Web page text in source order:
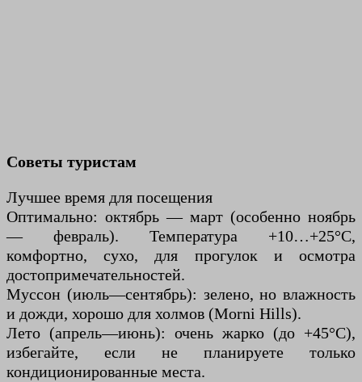
Советы туристам
Лучшее время для посещения
Оптимально: октябрь — март (особенно ноябрь
— февраль). Температура +10…+25°С,
комфортно, сухо, для прогулок и осмотра
достопримечательностей.
Муссон (июль—сентябрь): зелено, но влажность
и дожди, хорошо для холмов (Morni Hills).
Лето (апрель—июнь): очень жарко (до +45°C),
избегайте, если не планируете только
кондиционированные места.